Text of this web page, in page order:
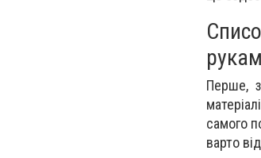
Перше,
самого
варто